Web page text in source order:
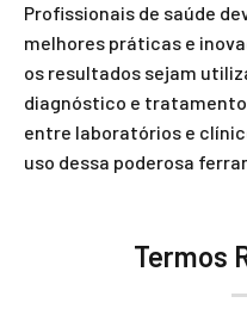
Profissionais de saúde
melhores práticas e
os resultados sejam
diagnóstico e
entre laboratórios e
uso dessa poderosa
Termos